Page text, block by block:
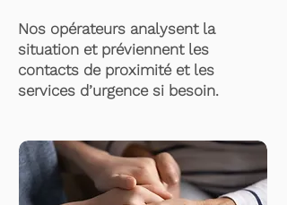
Nos opérateurs analysent la
situation et préviennent les
contacts de proximité et les
services d’urgence si besoin.